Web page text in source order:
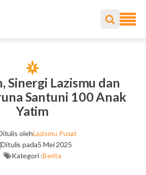
Sinergi Lazismu dan
Santuni 100 Anak
Yatim
olehLazismu Pusat
Ditulis pada5 Mei 2025
Kategori :Berita